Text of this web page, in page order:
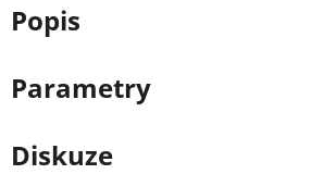
Popis
Parametry
Diskuze